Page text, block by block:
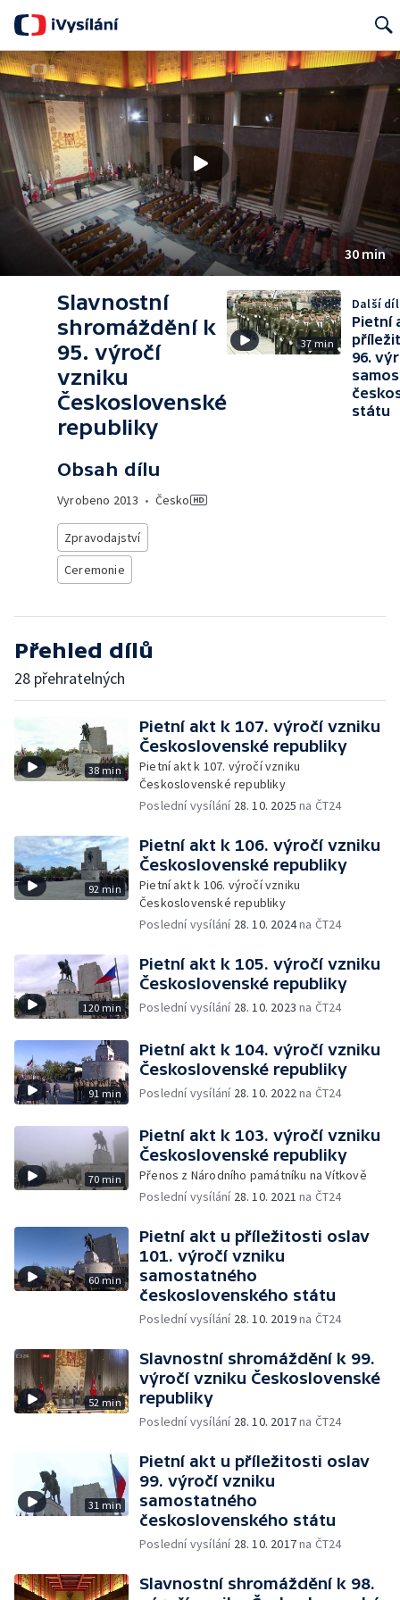
Search
30 min
Slavnostní
shromáždění k
95. výročí
vzniku
Československé
republiky
Obsah dílu
Vyrobeno 2013 • Česko
Zpravodajství
Ceremonie
37 min
Další díl
Pietní
96.
státu
Přehled dílů
28 přehratelných
38 min
Pietní akt k 107. výročí vzniku
Československé republiky
Pietní akt k 107. výročí vzniku
Československé republiky
Poslední vysílání 28. 10. 2025 na ČT24
92 min
Pietní akt k 106. výročí vzniku
Československé republiky
Pietní akt k 106. výročí vzniku
Československé republiky
Poslední vysílání 28. 10. 2024na ČT24
120 min
Pietní akt k 105. výročí vzniku
Československé republiky
Poslední vysílání 28. 10. 2023 na ČT24
91 min
Pietní akt k 104. výročí vzniku
Československé republiky
Poslední vysílání 28. 10. 2022na ČT24
70 min
Pietní akt k 103. výročí vzniku
Československé republiky
Přenos z Národního památníku na Vítkově
Poslední vysílání 28. 10. 2021 na ČT24
60 min
Pietní akt u příležitosti oslav
101. výročí vzniku
samostatného
československého státu
Poslední vysílání 28. 10. 2019na ČT24
52 min
Slavnostní shromáždění k 99.
výročí vzniku Československé
republiky
Poslední vysílání 28. 10. 2017na ČT24
31 min
Pietní akt u příležitosti oslav
99. výročí vzniku
samostatného
československého státu
Poslední vysílání 28. 10. 2017na ČT24
Slavnostní shromáždění k 98.